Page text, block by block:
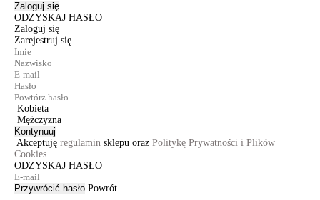
Zaloguj się
ODZYSKAJ HASŁO
Zaloguj się
Zarejestruj się
Kobieta
Mężczyzna
Kontynuuj
Akceptuję regulamin sklepu oraz Politykę Prywatności i Plików
Cookies.
ODZYSKAJ HASŁO
Przywrócić hasło Powrót